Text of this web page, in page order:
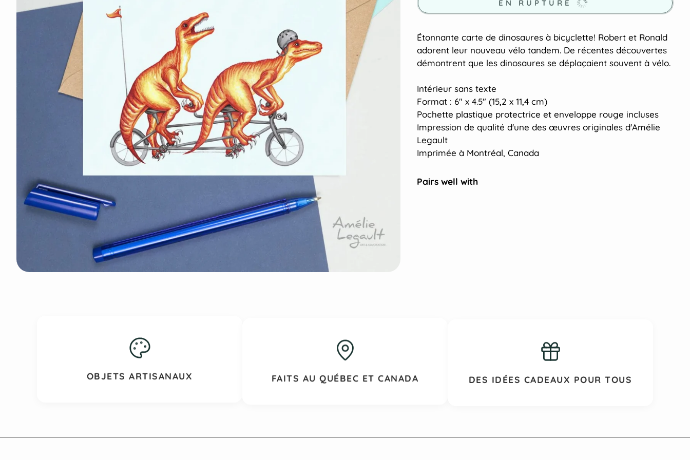
EN RUPTURE
Étonnante carte de dinosaures à bicyclette! Robert et Ronald
adorent leur nouveau vélo tandem. De récentes découvertes
démontrent que les dinosaures se déplaçaient souvent à vélo.
Intérieur sans texte
Format : 6" x 4.5" (15,2 x 11,4 cm)
Pochette plastique protectrice et enveloppe rouge incluses
Impression de qualité d'une des œuvres originales d'Amélie
Legault
Imprimée à Montréal, Canada
Pairs well with
OBJETS ARTISANAUX FAITS AU QUÉBEC ET CANADA DES IDÉES CADEAUX POUR TOUS